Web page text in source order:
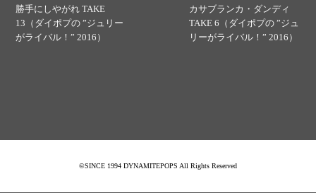
勝手にしやがれ TAKE
13（ダイポプの ”ジュリー
がライバル！” 2016）
カサブランカ・ダンディ
TAKE 6（ダイポプの ”ジュ
リーがライバル！” 2016）
©SINCE 1994 DYNAMITEPOPS All Rights Reserved